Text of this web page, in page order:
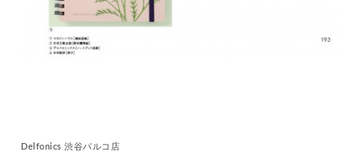
Delfonics 渋谷パルコ店